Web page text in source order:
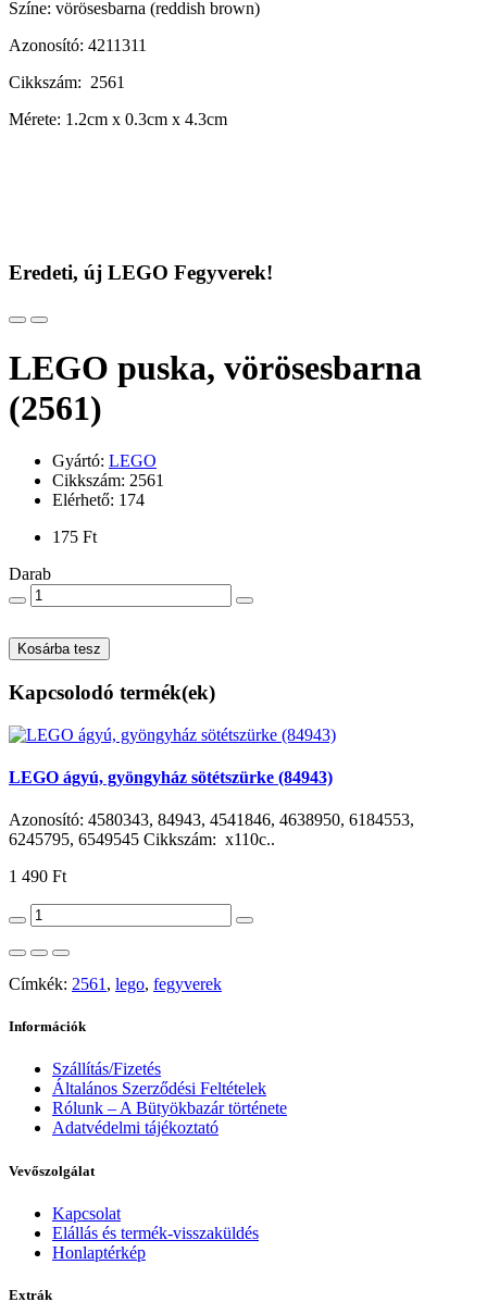
Színe: vörösesbarna (reddish brown)
Azonosító: 4211311
Cikkszám: 2561
Mérete: 1.2cm x 0.3cm x 4.3cm
Eredeti, új LEGO Fegyverek!
LEGO puska, vörösesbarna
(2561)
Gyártó: LEGO
Cikkszám: 2561
Elérhető: 174
175 Ft
Darab
Kosárba tesz
Kapcsolodó termék(ek)
LEGO ágyú, gyöngyház sötétszürke (84943)
Azonosító: 4580343, 84943, 4541846, 4638950, 6184553,
6245795, 6549545 Cikkszám: x110c..
1 490 Ft
Címkék: 2561 , lego, fegyverek
Információk
Szállítás/Fizetés
Általános Szerződési Feltételek
Rólunk – A Bütyökbazár története
Adatvédelmi tájékoztató
Vevőszolgálat
Kapcsolat
Elállás és termék-visszaküldés
Honlaptérkép
Extrák